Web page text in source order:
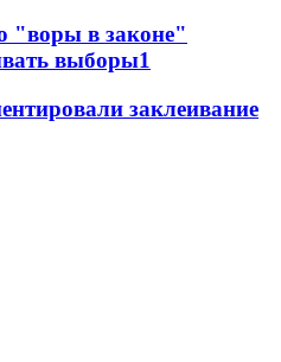
"воры в законе"
выборы1
заклеивание